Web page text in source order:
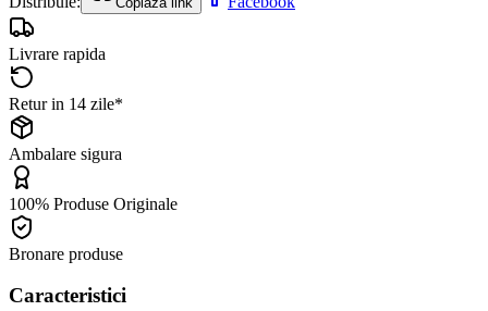
Livrare rapida
Retur in 14 zile*
Ambalare sigura
100% Produse Originale
Bronare produse
Caracteristici